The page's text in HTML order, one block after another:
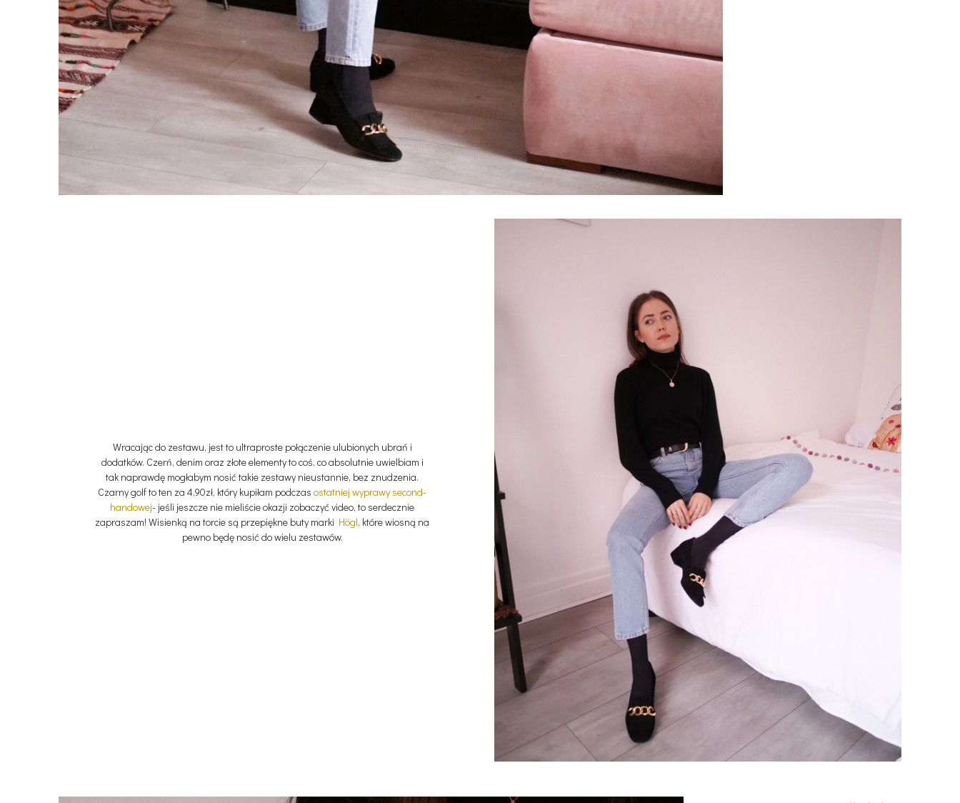
Wracając do zestawu, jest to ultraproste połączenie ulubionych ubrań i
dodatków. Czerń, denim oraz złote elementy to coś, co absolutnie uwielbiam i
tak naprawdę mogłabym nosić takie zestawy nieustannie, bez znudzenia.
Czarny golf to ten za 4,90zł, który kupiłam podczas ostatniej wyprawy second-
handowej- jeśli jeszcze nie mieliście okazji zobaczyć video, to serdecznie
zapraszam! Wisienką na torcie są przepiękne buty marki Högl, które wiosną na
pewno będę nosić do wielu zestawów.